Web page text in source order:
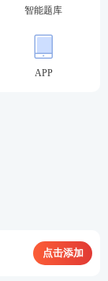
智能题库
APP
点击添加